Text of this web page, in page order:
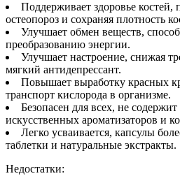
Поддерживает здоровье костей,
остеопороз и сохраняя плотность
Улучшает обмен веществ,
преобразованию энергии.
Улучшает настроение, снижая
мягкий антидепрессант.
Повышает выработку красных
транспорт кислорода в организме.
Безопасен для всех, не
искусственных ароматизаторов и
Легко усваивается, капсулы
таблетки и натуральные экстракты.
Недостатки: